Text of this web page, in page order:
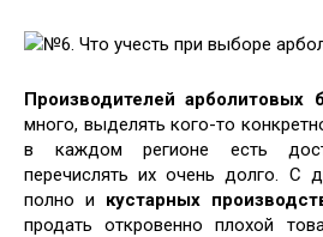
№6. Что учесть при выборе
Производителей арболитовых
много, выделять кого-то
в каждом регионе есть
перечислять их очень долго. С
полно и кустарных
продать откровенно плохой